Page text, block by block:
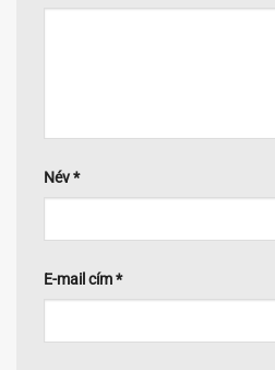
Név*
E-mail cím*